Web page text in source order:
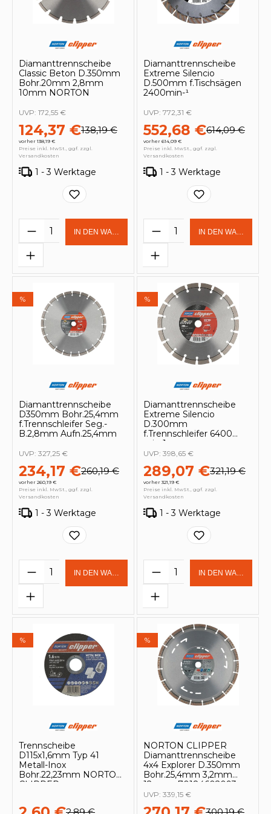
Diamanttrennscheibe
Classic Beton D.350mm
Bohr.20mm 2,8mm
10mm NORTON
124,37 €138,19 €
vorher 138,19 €
UVP: 172,55 €
Preise inkl. MwSt., ggf. zzgl.
Versandkosten
1 - 3 Werktage
Produkt Anzahl: Gib den
IN DEN WARENKORB
Diamanttrennscheibe
Extreme Silencio
D.500mm f.Tischsägen
2400min-¹
552,68 €614,09 €
vorher 614,09 €
UVP: 772,31 €
Preise inkl. MwSt., ggf. zzgl.
Versandkosten
1 - 3 Werktage
Produkt Anzahl:
IN DEN
%
Diamanttrennscheibe
D350mm Bohr.25,4mm
f.Trennschleifer Seg.-
B.2,8mm Aufn.25,4mm
234,17 €260,19 €
vorher 260,19 €
UVP: 327,25 €
Preise inkl. MwSt., ggf. zzgl.
Versandkosten
1 - 3 Werktage
Produkt Anzahl: Gib den
IN DEN WARENKORB
%
Diamanttrennscheibe
Extreme Silencio
D.300mm
f.Trennschleifer 6400
min-1
289,07 €321,19 €
vorher 321,19 €
UVP: 398,65 €
Preise inkl. MwSt., ggf. zzgl.
Versandkosten
1 - 3 Werktage
Produkt Anzahl:
IN DEN
%
Trennscheibe
D115x1,6mm Typ 41
Metall-Inox
Bohr.22,23mm NORTON
CLIPPER
2,89 €
%
NORTON CLIPPER
Diamanttrennscheibe
4x4 Explorer D.350mm
Bohr.25,4mm 3,2mm
12mm - 70184602093
300,19 €
UVP: 339,15 €